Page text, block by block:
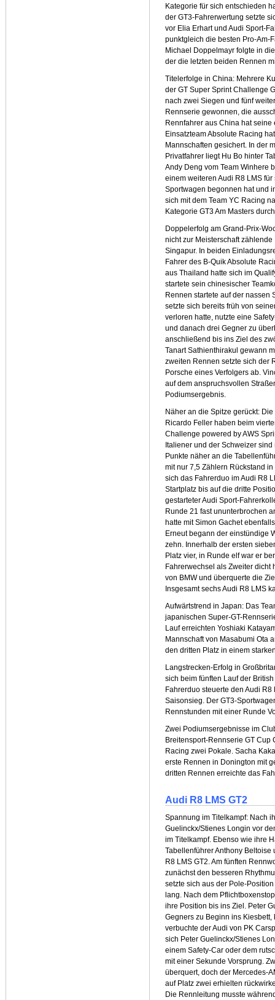
Kategorie für sich entschieden
der GT3-Fahrerwertung setzte
vor Elia Erhart und Audi Sport-
punktgleich die besten Pro-Am-
Michael Doppelmayr folgte in
der die letzten beiden Rennen
Titelerfolge in China: Mehrere
der GT Super Sprint Challenge
nach zwei Siegen und fünf
Rennserie gewonnen, die
Rennfahrer aus China hat
Einsatzteam Absolute Racing
Mannschaften gesichert. In der
Privatfahrer liegt Hu Bo hinter
Andy Deng vom Team Winhere
einem weiteren Audi R8 LMS
Sportwagen begonnen hat und
sich mit dem Team YC Racing
Kategorie GT3 Am Masters
Doppelerfolg am Grand-Prix-
nicht zur Meisterschaft
Singapur. In beiden
Fahrer des B-Quik Absolute
aus Thailand hatte sich im
startete sein chinesischer
Rennen startete auf der nassen
setzte sich bereits früh von
verloren hatte, nutzte eine
und danach drei Gegner zu
anschließend bis ins Ziel des
Tanart Sathienthirakul gewann
zweiten Rennen setzte sich der
Porsche eines Verfolgers ab.
auf dem anspruchsvollen
Podiumsergebnis.
Näher an die Spitze gerückt:
Ricardo Feller haben beim
Challenge powered by AWS
Italiener und der Schweizer
Punkte näher an die
mit nur 7,5 Zählern Rückstand
sich das Fahrerduo im Audi R8
Startplatz bis auf die dritte
gestarteter Audi Sport-
Runde 21 fast ununterbrochen
hatte mit Simon Gachet
Erneut begann der einstündige
zehn. Innerhalb der ersten
Platz vier, in Runde elf war er
Fahrerwechsel als Zweiter
von BMW und überquerte die
Insgesamt sechs Audi R8 LMS
Aufwärtstrend in Japan: Das
japanischen Super-GT-
Lauf erreichten Yoshiaki
Mannschaft von Masabumi Ota
den dritten Platz in einem
Langstrecken-Erfolg in
sich beim fünften Lauf der
Fahrerduo steuerte den Audi
Saisonsieg. Der GT3-
Rennstunden mit einer Runde
Zwei Podiumsergebnisse im
Breitensport-Rennserie GT
Racing zwei Pokale. Sacha
erste Rennen in Donington mit
dritten Rennen erreichte das
Audi R8 LMS GT2
Spannung im Titelkampf: Nach
Guelinckx/Stienes Longin vor
im Titelkampf. Ebenso wie ihre
Tabellenführer Anthony
R8 LMS GT2. Am fünften
zunächst den besseren
setzte sich aus der Pole-
lang. Nach dem
ihre Position bis ins Ziel. Peter
Gegners zu Beginn ins
verbuchte der Audi von PK
sich Peter Guelinckx/Stienes
einem Safety-Car oder dem
mit einer Sekunde Vorsprung.
überquert, doch der Mercedes-
auf Platz zwei erhielten
Die Rennleitung musste